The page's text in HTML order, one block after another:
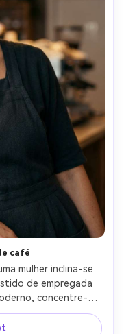
café
mulher inclina-se
de empregada
concentre-se
com um decote
ambiente quente,